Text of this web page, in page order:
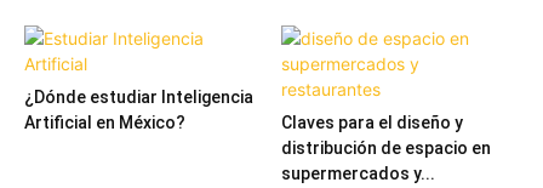
¿Dónde estudiar Inteligencia
Artificial en México?
Claves para el diseño y
distribución de espacio en
supermercados y...